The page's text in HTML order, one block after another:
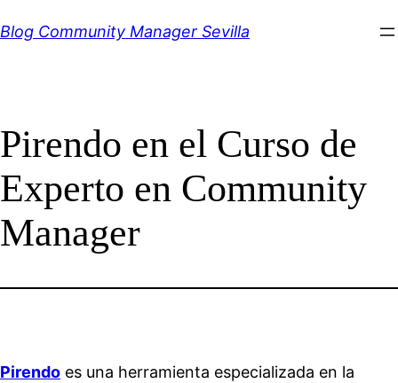
al
Blog Community Manager Sevilla
Pirendo en el Curso de
Experto en Community
Manager
Pirendo es una herramienta especializada en la